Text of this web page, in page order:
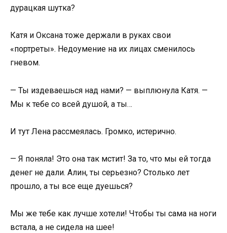
дурацкая шутка?
Катя и Оксана тоже держали в руках свои
«портреты». Недоумение на их лицах сменилось
гневом.
— Ты издеваешься над нами? — выплюнула Катя. —
Мы к тебе со всей душой, а ты…
И тут Лена рассмеялась. Громко, истерично.
— Я поняла! Это она так мстит! За то, что мы ей тогда
денег не дали. Алин, ты серьезно? Столько лет
прошло, а ты все еще дуешься?
Мы же тебе как лучше хотели! Чтобы ты сама на ноги
встала, а не сидела на шее!